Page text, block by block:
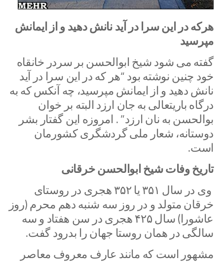
هرکه در این سرا در آید نانش دهید و از ایمانش
مپرسید
گفته می شود شیخ ابوالحسن بر سردر خانقاه
خود چنین نوشته بود “هر که در این سرا در آید
نانش دهید و از ایمانش مپرسید، چه آنکس که به
درگاه باریتعالی به جان ارزد البته بر خوان
بوالحسن به نان ارزد” . امروزه این گفتار بشر
دوستانه، شعار ملی گردشگری کشورمان
است.
تاریخ وفات شیخ ابوالحسن خرقانی
وی در سال ۳۵۱ یا ۳۵۲ هجری در روستای
خرقان متولد و در روز سه شنبه دهم محرم (روز
عاشورا) سال ۴۲۵ هجری در سن هفتاد و سه
سالگی در همان روستا جهان را بدرود گفت.
مشهور است که مانند عارف معروف معاصر